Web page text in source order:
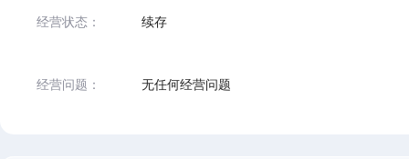
经营状态： 续存
经营问题： 无任何经营问题